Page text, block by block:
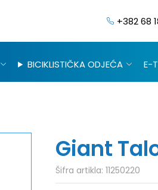
+382 68
BICIKLISTIČKA ODJEĆA E-
Giant
Šifra artikla:11250220